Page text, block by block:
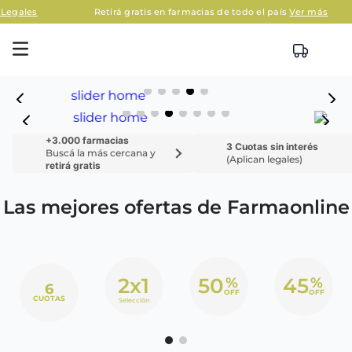
Retirá gratis en farmacias de todo el país Ver más
+3.000 farmacias
Buscá la más cercana y
retirá gratis
3 Cuotas sin interés
(Aplican legales)
Las mejores ofertas de Farmaonline
6
CUOTAS 2x1
Selección
50%
OFF 45%
OFF